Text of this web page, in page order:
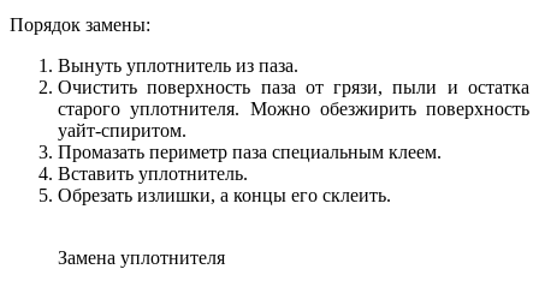
Порядок замены:
Вынуть уплотнитель из паза.
Очистить поверхность паза от грязи, пыли и остатка
старого уплотнителя. Можно обезжирить поверхность
уайт-спиритом.
Промазать периметр паза специальным клеем.
Вставить уплотнитель.
Обрезать излишки, а концы его склеить.
Замена уплотнителя